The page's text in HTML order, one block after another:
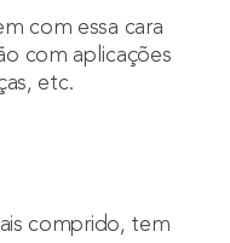
com essa cara
com aplicações
etc.
comprido, tem